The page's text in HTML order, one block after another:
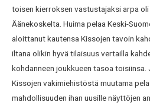
toisen kierroksen vastustajaksi arpa oli
Äänekoskelta. Huima pelaa Keski-
aloittanut kautensa Kissojen tavoin
iltana olikin hyvä tilaisuus vertailla
kohdanneen joukkueen tasoa toisiinsa.
Kissojen vakimiehistöstä muutama
mahdollisuuden ihan uusille näyttöjen